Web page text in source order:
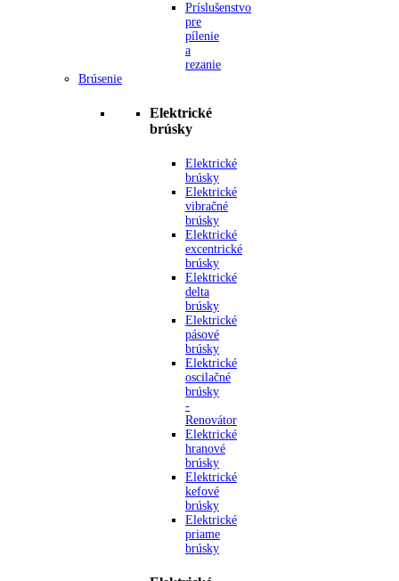
Príslušenstvo
pre
pílenie
a
rezanie
Brúsenie
Elektrické
brúsky
Elektrické
brúsky
Elektrické
vibračné
brúsky
Elektrické
excentrické
brúsky
Elektrické
delta
brúsky
Elektrické
pásové
brúsky
Elektrické
oscilačné
brúsky
-
Renovátor
Elektrické
hranové
brúsky
Elektrické
kefové
brúsky
Elektrické
priame
brúsky